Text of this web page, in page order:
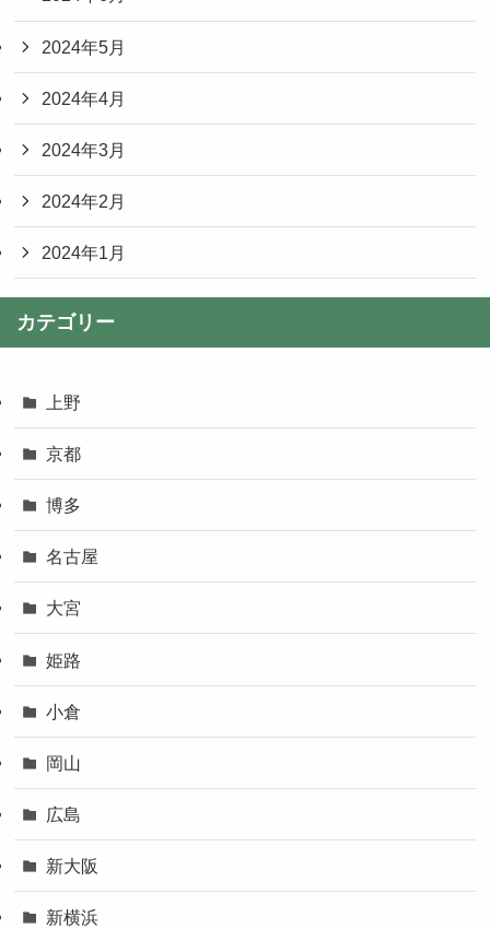
2024年5月
2024年4月
2024年3月
2024年2月
2024年1月
カテゴリー
上野
京都
博多
名古屋
大宮
姫路
小倉
岡山
広島
新大阪
新横浜